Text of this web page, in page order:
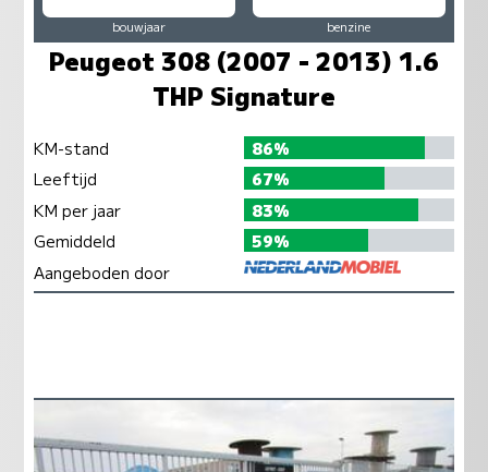
bouwjaar benzine
Peugeot 308 (2007 - 2013) 1.6
THP Signature
KM-stand
86%
Leeftijd
67%
KM per jaar
83%
Gemiddeld
59%
Aangeboden door